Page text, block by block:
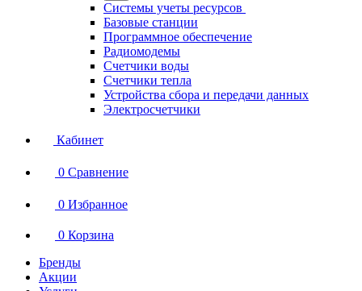
Системы учеты ресурсов
Базовые станции
Программное обеспечение
Радиомодемы
Счетчики воды
Счетчики тепла
Устройства сбора и передачи данных
Электросчетчики
Кабинет
0 Сравнение
0 Избранное
0 Корзина
Бренды
Акции